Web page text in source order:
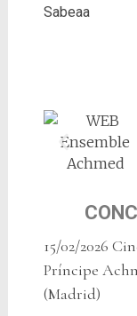
Sabeaa
15/02/2026
Príncipe
(Madrid)